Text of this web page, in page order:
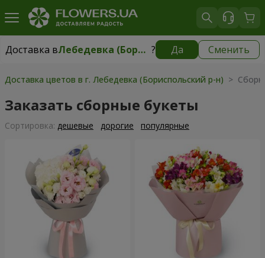
Доставка в Лебедевка (Бориспольский р-н) ? Да Сменить
Доставка вЛебедевка (Бориспольский р-н)|1245 грн
Доставка цветов в г. Лебедевка (Бориспольский р-н) >
Заказать сборные букеты
Cортировка: дешевые дорогие популярные